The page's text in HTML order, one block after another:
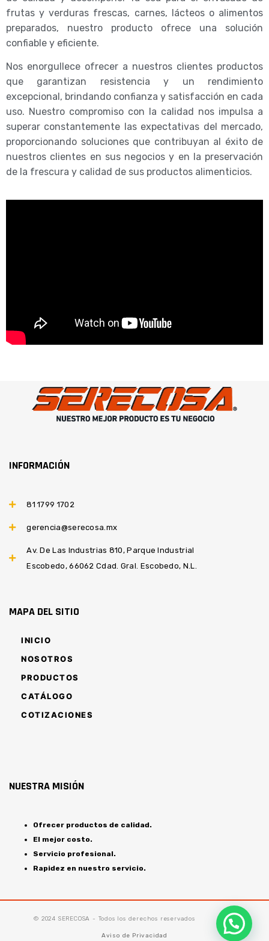
frutas y verduras frescas, carnes, lácteos o alimentos
preparados, nuestro producto ofrece una solución
confiable y eficiente.
Nos enorgullece ofrecer a nuestros clientes productos
que garantizan resistencia y un rendimiento
excepcional, brindando confianza y satisfacción en cada
uso. Nuestro compromiso con la calidad nos impulsa a
superar constantemente las expectativas del mercado,
proporcionando soluciones que contribuyan al éxito de
nuestros clientes en sus negocios y en la preservación
de la frescura y calidad de sus productos alimenticios.
INFORMACIÓN
81 1799 1702
gerencia@serecosa.mx
Av. De Las Industrias 810, Parque Industrial
Escobedo, 66062 Cdad. Gral. Escobedo, N.L.
MAPA DEL SITIO
INICIO
NOSOTROS
PRODUCTOS
CATÁLOGO
COTIZACIONES
NUESTRA MISIÓN
Ofrecer productos de calidad.
El mejor costo.
Servicio profesional.
Rapidez en nuestro servicio.
© 2024 SERECOSA - Todos los derechos reservados
Aviso de Privacidad